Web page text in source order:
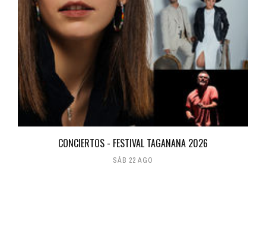
CONCIERTOS - FESTIVAL TAGANANA 2026
SÁB 22 AGO